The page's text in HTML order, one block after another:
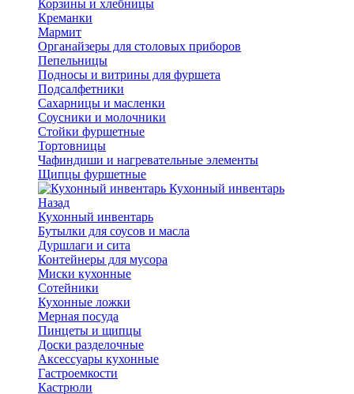
Корзины и хлебницы
Креманки
Мармит
Органайзеры для столовых приборов
Пепельницы
Подносы и витрины для фуршета
Подсалфетники
Сахарницы и масленки
Соусники и молочники
Стойки фуршетные
Тортовницы
Чафиндиши и нагревательные элементы
Щипцы фуршетные
Кухонный инвентарь
Назад
Кухонный инвентарь
Бутылки для соусов и масла
Дуршлаги и сита
Контейнеры для мусора
Миски кухонные
Сотейники
Кухонные ложки
Мерная посуда
Пинцеты и щипцы
Доски разделочные
Аксессуары кухонные
Гастроемкости
Кастрюли